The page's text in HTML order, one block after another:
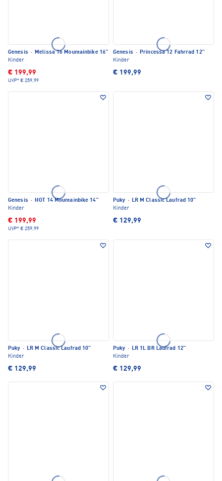
Genesis · Melissa 16 Mountainbike 16"
Kinder
€ 199,99
UVP* € 259,99
Genesis · Princessa 12 Fahrrad 12"
Kinder
€ 199,99
Genesis · HOT 14 Mountainbike 14"
Kinder
€ 199,99
UVP* € 259,99
Puky · LR M Classic Laufrad 10"
Kinder
€ 129,99
Puky · LR M Classic Laufrad 10"
Kinder
€ 129,99
Puky · LR 1L BR Laufrad 12"
Kinder
€ 129,99